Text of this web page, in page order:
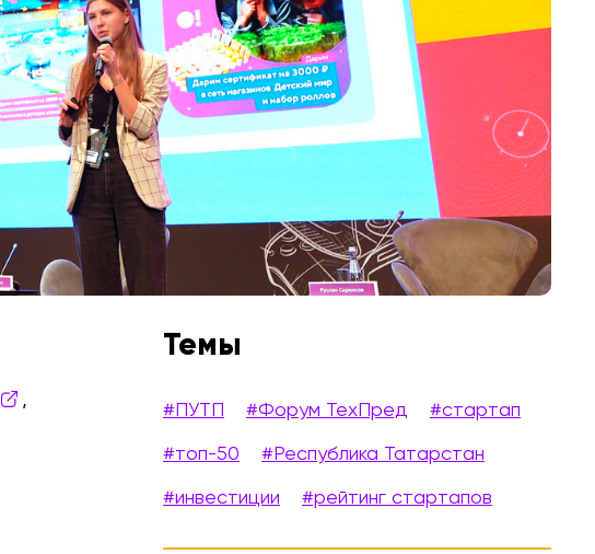
,
Темы
#ПУТП #Форум ТехПред #стартап
#топ-50 #Республика Татарстан
#инвестиции #рейтинг стартапов